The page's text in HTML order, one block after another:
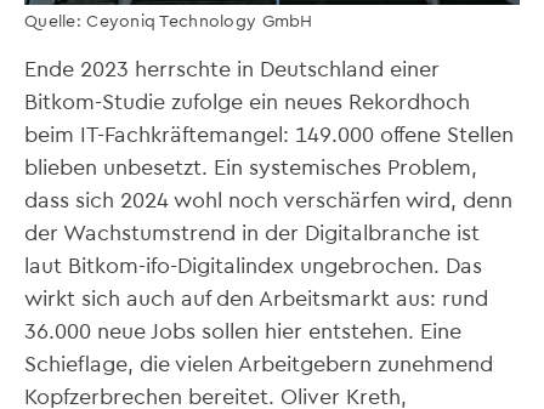
Quelle: Ceyoniq Technology GmbH
Ende 2023 herrschte in Deutschland einer
Bitkom-Studie zufolge ein neues Rekordhoch
beim IT-Fachkräftemangel: 149.000 offene Stellen
blieben unbesetzt. Ein systemisches Problem,
dass sich 2024 wohl noch verschärfen wird, denn
der Wachstumstrend in der Digitalbranche ist
laut Bitkom-ifo-Digitalindex ungebrochen. Das
wirkt sich auch auf den Arbeitsmarkt aus: rund
36.000 neue Jobs sollen hier entstehen. Eine
Schieflage, die vielen Arbeitgebern zunehmend
Kopfzerbrechen bereitet. Oliver Kreth,